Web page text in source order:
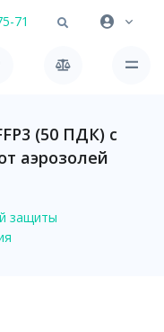
71
(50 ПДК) с
аэрозолей
защиты